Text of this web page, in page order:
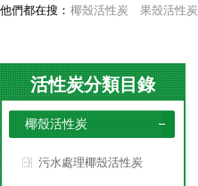
他們都在搜： 椰殼活性炭 果殼活性炭
活性炭分類目錄
椰殼活性炭
污水處理椰殼活性炭